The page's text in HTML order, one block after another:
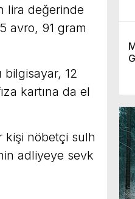
lira değerinde
avro, 91 gram
12
kartına da el
kişi nöbetçi sulh
adliyeye sevk